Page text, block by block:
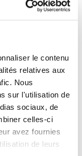
le contenu
relatives aux
Nous
sur l'utilisation de
sociaux, de
celles-ci
avez fournies
de leurs
Habillage Bois
Cloison de